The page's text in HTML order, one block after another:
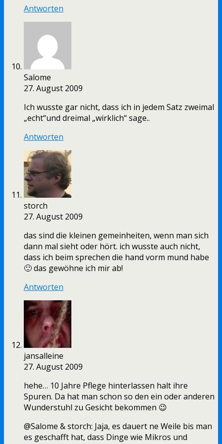
Antworten
Salome
27. August 2009
Ich wusste gar nicht, dass ich in jedem Satz zweimal
„echt“und dreimal „wirklich“ sage..
Antworten
storch
27. August 2009
das sind die kleinen gemeinheiten, wenn man sich
dann mal sieht oder hört. ich wusste auch nicht,
dass ich beim sprechen die hand vorm mund habe
🙂 das gewöhne ich mir ab!
Antworten
jansalleine
27. August 2009
hehe… 10 Jahre Pflege hinterlassen halt ihre
Spuren. Da hat man schon so den ein oder anderen
Wunderstuhl zu Gesicht bekommen 😉
@Salome & storch: Jaja, es dauert ne Weile bis man
es geschafft hat, dass Dinge wie Mikros und